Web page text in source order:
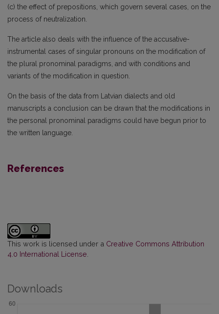
(c) the effect of prepositions, which govern several cases, on the
process of neutralization.
The article also deals with the influence of the accusative-
instrumental cases of singular pro­nouns on the modification of
the plural pronominal paradigms, and with conditions and
variants of the modification in question.
On the basis of the data from Latvian dialects and old
manuscripts a conclusion can be drawn that the modifications in
the personal pronominal paradigms could have begun prior to
the written language.
References
This work is licensed under a Creative Commons Attribution
4.0 International License
Downloads